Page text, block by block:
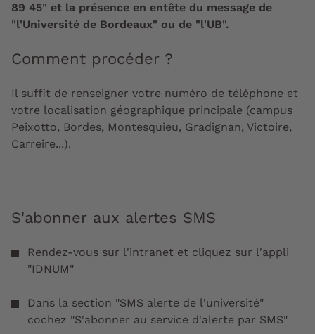
89 45" et la présence en entête du message de
"l'Université de Bordeaux" ou de "l'UB".
Comment procéder ?
Il suffit de renseigner votre numéro de téléphone et
votre localisation géographique principale (campus
Peixotto, Bordes, Montesquieu, Gradignan, Victoire,
Carreire...).
S'abonner aux alertes SMS
Rendez-vous sur l'intranet et cliquez sur l'appli
"IDNUM"
Dans la section "SMS alerte de l'université"
cochez "S'abonner au service d'alerte par SMS"